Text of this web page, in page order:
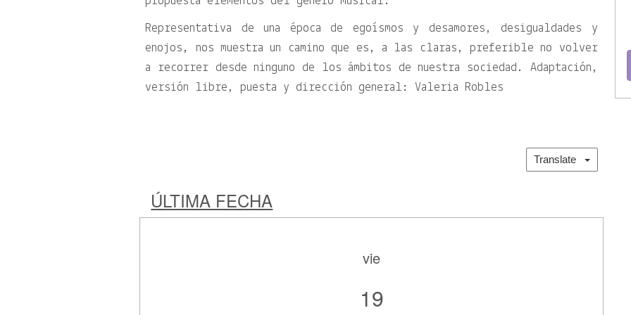
Representativa de una época de egoísmos y desamores, desigualdades y
enojos, nos muestra un camino que es, a las claras, preferible no volver
a recorrer desde ninguno de los ámbitos de nuestra sociedad. Adaptación,
versión libre, puesta y dirección general: Valeria Robles
Translate
ÚLTIMA FECHA
vie
19